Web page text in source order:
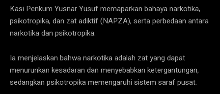
Kasi Penkum Yusnar Yusuf memaparkan bahaya narkotika,
psikotropika, dan zat adiktif (NAPZA), serta perbedaan antara
narkotika dan psikotropika.
Ia menjelaskan bahwa narkotika adalah zat yang dapat
menurunkan kesadaran dan menyebabkan ketergantungan,
sedangkan psikotropika memengaruhi sistem saraf pusat.